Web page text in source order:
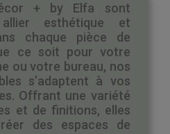
+ by Elfa sont
esthétique et
chaque pièce de
ce soit pour votre
ou votre bureau, nos
s’adaptent à vos
Offrant une variété
et de finitions, elles
des espaces de